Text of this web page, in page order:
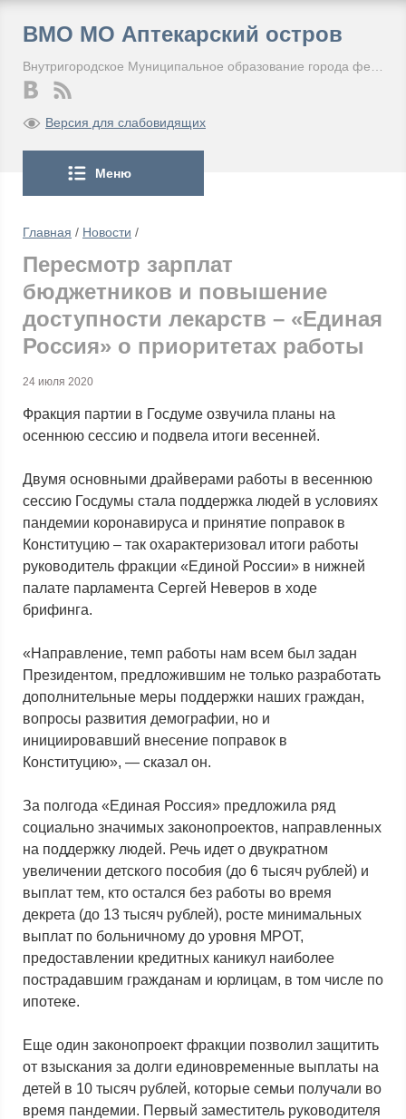
ВМО МО Аптекарский остров
Версия для слабовидящих
Меню
Главная / Новости /
Пересмотр зарплат
бюджетников и повышение
доступности лекарств – «Единая
Россия» о приоритетах работы
24 июля 2020
Фракция партии в Госдуме озвучила планы на
осеннюю сессию и подвела итоги весенней.
Двумя основными драйверами работы в весеннюю
сессию Госдумы стала поддержка людей в условиях
пандемии коронавируса и принятие поправок в
Конституцию – так охарактеризовал итоги работы
руководитель фракции «Единой России» в нижней
палате парламента Сергей Неверов в ходе
брифинга.
«Направление, темп работы нам всем был задан
Президентом, предложившим не только разработать
дополнительные меры поддержки наших граждан,
вопросы развития демографии, но и
инициировавший внесение поправок в
Конституцию», — сказал он.
За полгода «Единая Россия» предложила ряд
социально значимых законопроектов, направленных
на поддержку людей. Речь идет о двукратном
увеличении детского пособия (до 6 тысяч рублей) и
выплат тем, кто остался без работы во время
декрета (до 13 тысяч рублей), росте минимальных
выплат по больничному до уровня МРОТ,
предоставлении кредитных каникул наиболее
пострадавшим гражданам и юрлицам, в том числе по
ипотеке.
Еще один законопроект фракции позволил защитить
от взыскания за долги единовременные выплаты на
детей в 10 тысяч рублей, которые семьи получали во
время пандемии. Первый заместитель руководителя